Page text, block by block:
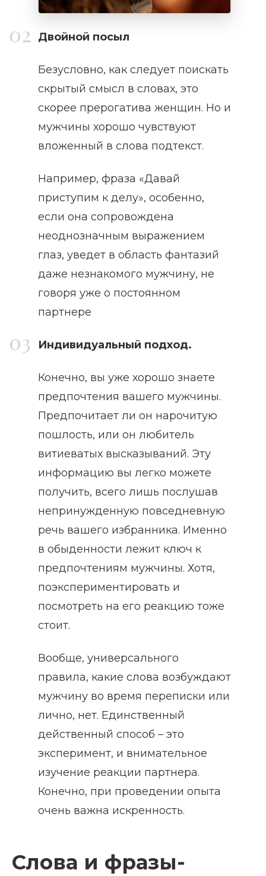
Двойной посыл
Безусловно, как следует поискать
скрытый смысл в словах, это
скорее прерогатива женщин. Но и
мужчины хорошо чувствуют
вложенный в слова подтекст.
Например, фраза «Давай
приступим к делу», особенно,
если она сопровождена
неоднозначным выражением
глаз, уведет в область фантазий
даже незнакомого мужчину, не
говоря уже о постоянном
партнере
Индивидуальный подход.
Конечно, вы уже хорошо знаете
предпочтения вашего мужчины.
Предпочитает ли он нарочитую
пошлость, или он любитель
витиеватых высказываний. Эту
информацию вы легко можете
получить, всего лишь послушав
непринужденную повседневную
речь вашего избранника. Именно
в обыденности лежит ключ к
предпочтениям мужчины. Хотя,
поэкспериментировать и
посмотреть на его реакцию тоже
стоит.
Вообще, универсального
правила, какие слова возбуждают
мужчину во время переписки или
лично, нет. Единственный
действенный способ – это
эксперимент, и внимательное
изучение реакции партнера.
Конечно, при проведении опыта
очень важна искренность.
Слова и фразы-